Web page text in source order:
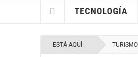
TECNOLOGÍA
ESTÁ AQUÍ: TURISMO